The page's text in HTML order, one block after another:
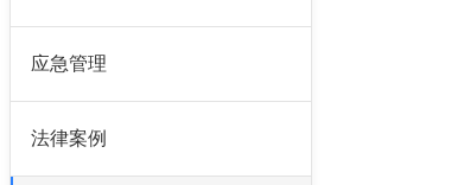
应急管理
法律案例